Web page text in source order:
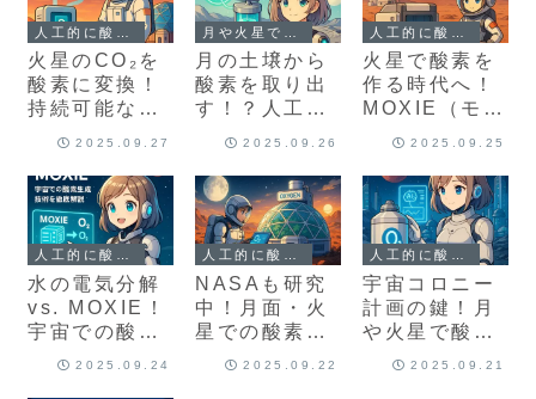
火星のCO₂を
酸素に変換！
持続可能な宇
宙基地の建設
2025.09.27
月の土壌から
酸素を取り出
す！？人工光
合成技術と宇
2025.09.26
火星で酸素を
作る時代へ！
MOXIE（モク
シー）技術の
化
2025.09.25
水の電気分解
vs. MOXIE！
宇宙での酸素
生成技術を徹
2025.09.24
NASAも研究
中！月面・火
星での酸素生
成技術の現状
2025.09.22
宇宙コロニー
計画の鍵！月
や火星で酸素
を確保する最
2025.09.21